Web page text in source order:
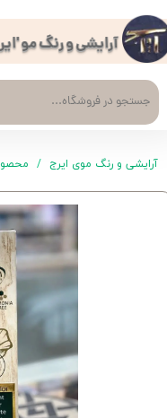
آرایشی و رنگ مو
حساب کاربری من
تغییر گذر واژه
سفارشات
خروج از حساب کاربری
آرایشی و رنگ موی ایرج